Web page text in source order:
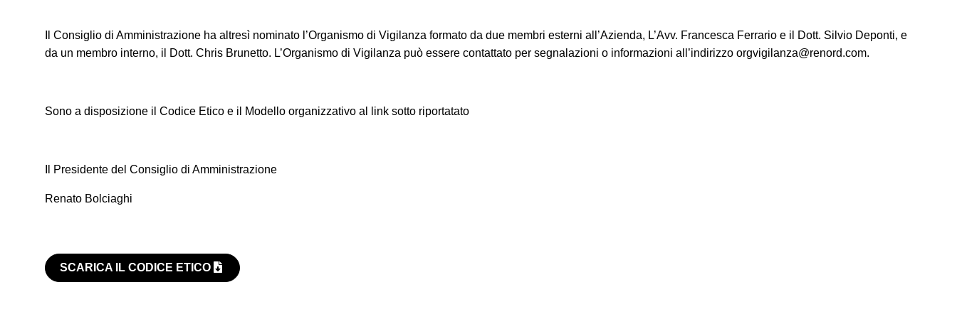
Il Consiglio di Amministrazione ha altresì nominato l’Organismo di Vigilanza formato da due membri esterni all’Azienda, L’Avv. Francesca Ferrario e il Dott. Silvio Deponti, e
da un membro interno, il Dott. Chris Brunetto. L’Organismo di Vigilanza può essere contattato per segnalazioni o informazioni all’indirizzo orgvigilanza@renord.com.
Sono a disposizione il Codice Etico e il Modello organizzativo al link sotto riportatato
Il Presidente del Consiglio di Amministrazione
Renato Bolciaghi
SCARICA IL CODICE ETICO